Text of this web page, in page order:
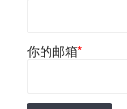
你的邮箱*